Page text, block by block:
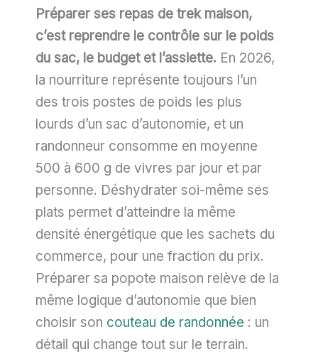
Préparer ses repas de trek maison,
c’est reprendre le contrôle sur le poids
du sac, le budget et l’assiette. En 2026,
la nourriture représente toujours l’un
des trois postes de poids les plus
lourds d’un sac d’autonomie, et un
randonneur consomme en moyenne
500 à 600 g de vivres par jour et par
personne. Déshydrater soi-même ses
plats permet d’atteindre la même
densité énergétique que les sachets du
commerce, pour une fraction du prix.
Préparer sa popote maison relève de la
même logique d’autonomie que bien
choisir son couteau de randonnée : un
détail qui change tout sur le terrain.